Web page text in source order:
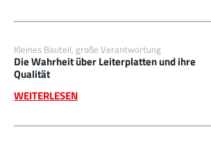
Kleines Bauteil, große Verantwortung
Die Wahrheit über Leiterplatten und ihre
Qualität
WEITERLESEN